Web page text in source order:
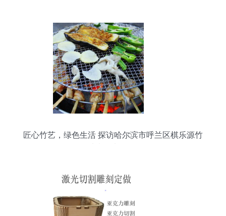
匠心竹艺，绿色生活 探访哈尔滨市呼兰区棋乐源竹